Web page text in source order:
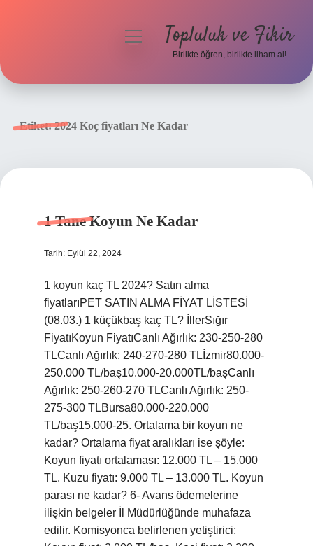
menüyüTopluluk ve Fikir
Birlikte öğren, birlikte ilham al!
Etiket:2024 Koç fiyatları Ne Kadar
1 Tane Koyun Ne Kadar
Tarih: Eylül 22, 2024
1 koyun kaç TL 2024? Satın alma
fiyatlarıPET SATIN ALMA FİYAT LİSTESİ
(08.03.) 1 küçükbaş kaç TL? İllerSığır
FiyatıKoyun FiyatıCanlı Ağırlık: 230-250-280
TLCanlı Ağırlık: 240-270-280 TLİzmir80.000-
250.000 TL/baş10.000-20.000TL/başCanlı
Ağırlık: 250-260-270 TLCanlı Ağırlık: 250-
275-300 TLBursa80.000-220.000
TL/baş15.000-25. Ortalama bir koyun ne
kadar? Ortalama fiyat aralıkları ise şöyle:
Koyun fiyatı ortalaması: 12.000 TL – 15.000
TL. Kuzu fiyatı: 9.000 TL – 13.000 TL. Koyun
parası ne kadar? 6- Avans ödemelerine
ilişkin belgeler İl Müdürlüğünde muhafaza
edilir. Komisyonca belirlenen yetiştirici;